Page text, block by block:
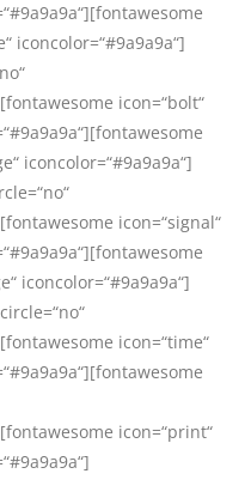
iconcolor=“#9a9a9a“]
icon=“bolt“
iconcolor=“#9a9a9a“]
icon=“signal“
iconcolor=“#9a9a9a“]
icon=“time“
icon=“print“